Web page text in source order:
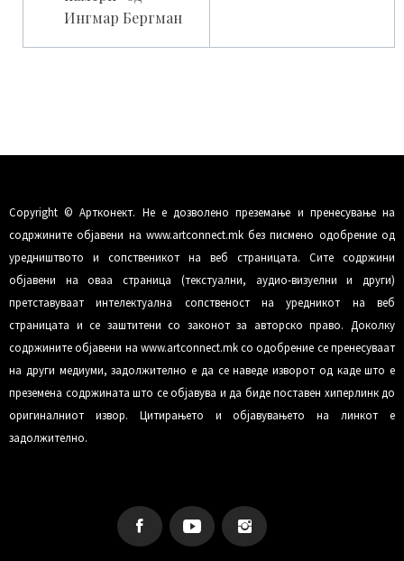
напис
Ингмар Бергман
Copyright © Артконект. Не е дозволено преземање и пренесување на
содржините објавени на www.artconnect.mk без писмено одобрение од
уредништвото и сопственикот на веб страницата. Сите содржини
објавени на оваа страница (текстуални, аудио-визуелни и други)
претставуваат интелектуална сопственост на уредникот на веб
страницата и се заштитени со законот за авторско право. Доколку
содржините објавени на www.artconnect.mk со одобрение се пренесуваат
на други медиуми, задолжително е да се наведе изворот од каде што е
преземена содржината што се објавува и да биде поставен хиперлинк до
оригиналниот извор. Цитирањето и објавувањето на линкот е
задолжително.